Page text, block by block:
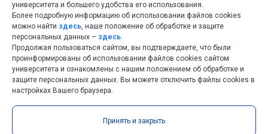
+7 (846) 267-49-99
help@ssau.ru
Самарский университет © 2026 |ssau.ru
RSS
университета и большего удобства его использования.
Более подробную информацию об использовании файлов cookies
можно найти здесь, наше положение об обработке и защите
персональных данных – здесь.
Продолжая пользоваться сайтом, вы подтверждаете, что были
проинформированы об использовании файлов cookies сайтом
университета и ознакомлены с нашим положением об обработке и
защите персональных данных. Вы можете отключить файлы cookies в
настройках Вашего браузера.
Принять и закрыть